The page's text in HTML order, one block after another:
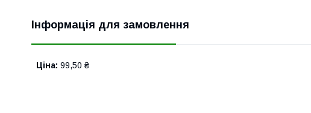
Інформація для замовлення
Ціна: 99,50 ₴